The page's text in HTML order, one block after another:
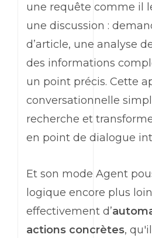
une requête comme il
une discussion :
d’article, une analyse
des informations
un point précis. Cette
conversationnelle
recherche et
en point de dialogue
Et son mode Agent
logique encore plus
effectivement d’
actions concrètes,